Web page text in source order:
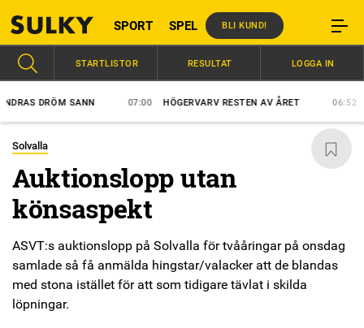
SPORT SPEL BLI KUND!
DRÖM SANN 07:00 HÖGERVARV RESTEN AV ÅRET 06:52
STARTLISTOR RESULTAT LOGGA IN
Solvalla
Auktionslopp utan
könsaspekt
ASVT:s auktionslopp på Solvalla för tvååringar på onsdag
samlade så få anmälda hingstar/valacker att de blandas
med stona istället för att som tidigare tävlat i skilda
löpningar.